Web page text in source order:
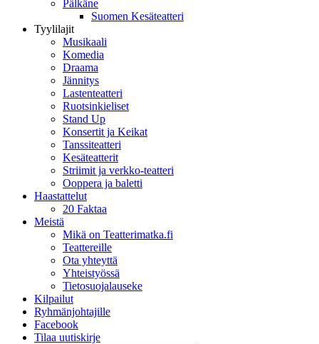
Pälkäne
Suomen Kesäteatteri
Tyylilajit
Musikaali
Komedia
Draama
Jännitys
Lastenteatteri
Ruotsinkieliset
Stand Up
Konsertit ja Keikat
Tanssiteatteri
Kesäteatterit
Striimit ja verkko-teatteri
Ooppera ja baletti
Haastattelut
20 Faktaa
Meistä
Mikä on Teatterimatka.fi
Teattereille
Ota yhteyttä
Yhteistyössä
Tietosuojalauseke
Kilpailut
Ryhmänjohtajille
Facebook
Tilaa uutiskirje